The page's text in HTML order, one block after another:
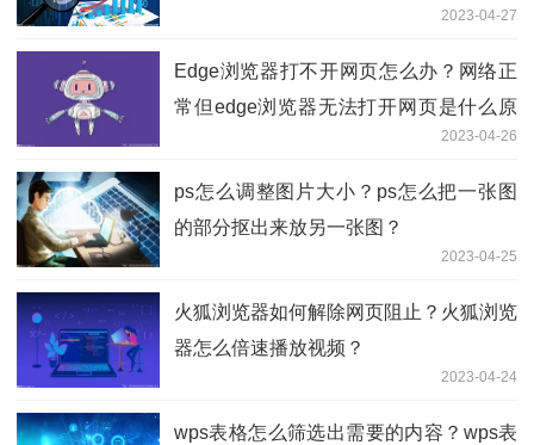
2023-04-27
Edge浏览器打不开网页怎么办？网络正
常但edge浏览器无法打开网页是什么原
2023-04-26
ps怎么调整图片大小？ps怎么把一张图
的部分抠出来放另一张图？
2023-04-25
火狐浏览器如何解除网页阻止？火狐浏览
器怎么倍速播放视频？
2023-04-24
wps表格怎么筛选出需要的内容？wps表